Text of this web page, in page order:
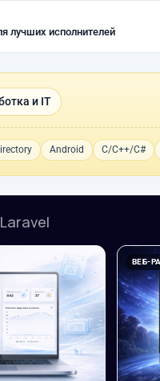
лучших исполнителей
и IT
Android C/C++/C#
ВЕБ-